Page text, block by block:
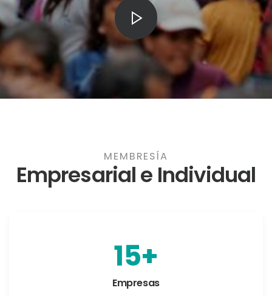
MEMBRESÍA
Empresarial e Individual
20+
Empresas